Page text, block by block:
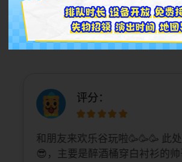
游客评论
评分：
和朋友来欢乐谷玩啦🥳🥳🥳 此
😎，主要是醉酒桶穿白衬衫的